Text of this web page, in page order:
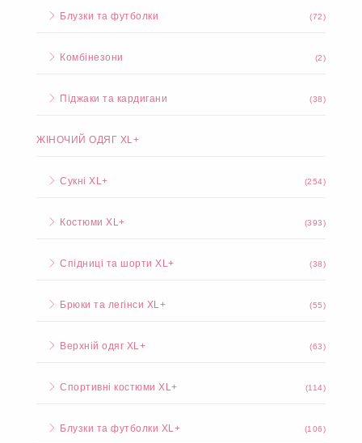
Блузки та футболки (72)
Комбінезони (2)
Піджаки та кардигани (38)
ЖІНОЧИЙ ОДЯГ XL+
Сукні XL+ (254)
Костюми XL+ (393)
Спідниці та шорти XL+ (38)
Брюки та легінси XL+ (55)
Верхній одяг XL+ (63)
Спортивні костюми XL+ (114)
Блузки та футболки XL+ (106)